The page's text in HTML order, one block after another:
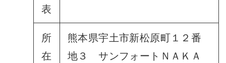
表
所
在
熊本県宇土市新松原町１２番
地３ サンフォートＮＡＫＡ